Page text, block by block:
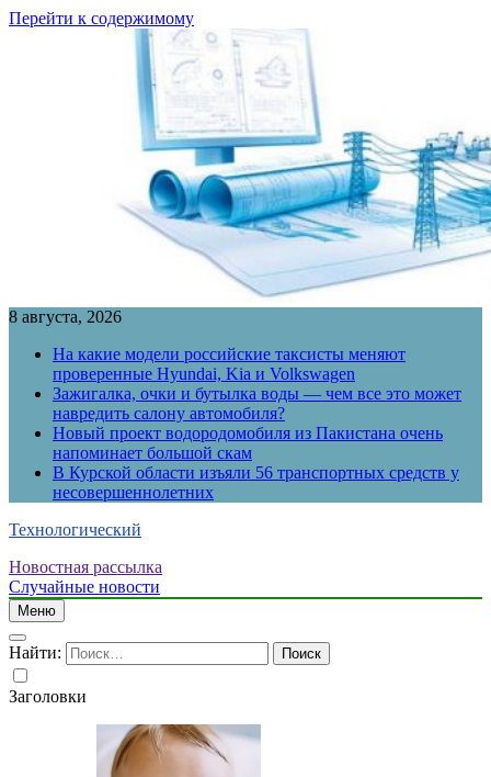
Перейти к содержимому
8 августа, 2026
На какие модели российские таксисты меняют
проверенные Hyundai, Kia и Volkswagen
Зажигалка, очки и бутылка воды — чем все это может
навредить салону автомобиля?
Новый проект водородомобиля из Пакистана очень
напоминает большой скам
В Курской области изъяли 56 транспортных средств у
несовершеннолетних
Технологический
Новостная рассылка
Случайные новости
Меню
Найти:
Заголовки